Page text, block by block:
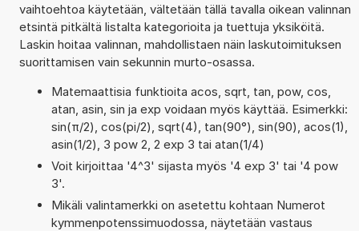
vaihtoehtoa käytetään, vältetään tällä tavalla oikean valinnan
etsintä pitkältä listalta kategorioita ja tuettuja yksiköitä.
Laskin hoitaa valinnan, mahdollistaen näin laskutoimituksen
suorittamisen vain sekunnin murto-osassa.
Matemaattisia funktioita acos, sqrt, tan, pow, cos,
atan, asin, sin ja exp voidaan myös käyttää. Esimerkki:
sin(π/2), cos(pi/2), sqrt(4), tan(90°), sin(90), acos(1),
asin(1/2), 3 pow 2, 2 exp 3 tai atan(1/4)
Voit kirjoittaa '4^3' sijasta myös '4 exp 3' tai '4 pow
3'.
Mikäli valintamerkki on asetettu kohtaan Numerot
kymmenpotenssimuodossa, näytetään vastaus